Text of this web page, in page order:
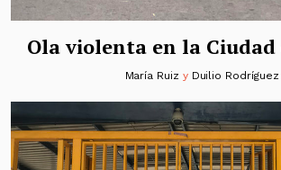
Ola violenta en la Ciudad
María Ruiz y Duilio Rodríguez